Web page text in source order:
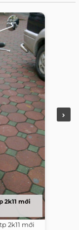
2k11 mới
2k11 mới